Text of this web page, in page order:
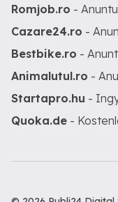
Romjob.ro -
Cazare24.ro -
Bestbike.ro -
Animalutul.ro -
Startapro.hu -
Quoka.de -